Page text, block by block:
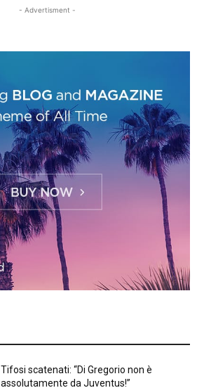
- Advertisment -
Tifosi scatenati: “Di Gregorio non è
assolutamente da Juventus!”